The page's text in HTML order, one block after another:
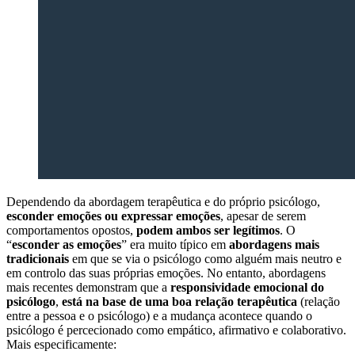
Dependendo da abordagem terapêutica e do próprio psicólogo,
esconder emoções ou expressar emoções, apesar de serem
comportamentos opostos, podem ambos ser legítimos. O
“esconder as emoções” era muito típico em abordagens mais
tradicionais em que se via o psicólogo como alguém mais neutro e
em controlo das suas próprias emoções. No entanto, abordagens
mais recentes demonstram que a responsividade emocional do
psicólogo, está na base de uma boa relação terapêutica (relação
entre a pessoa e o psicólogo) e a mudança acontece quando o
psicólogo é percecionado como empático, afirmativo e colaborativo.
Mais especificamente: